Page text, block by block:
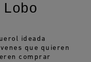
ideada
que quieren
comprar